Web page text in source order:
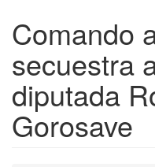
Comando
secuestra
diputada
Gorosave